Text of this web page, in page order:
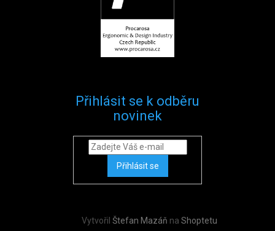
Přihlásit se k odběru
novinek
Přihlásit se
Vytvořil Štefan Mazáň na Shoptetu